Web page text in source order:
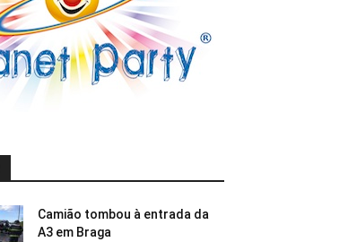
Camião tombou à entrada da
A3 em Braga